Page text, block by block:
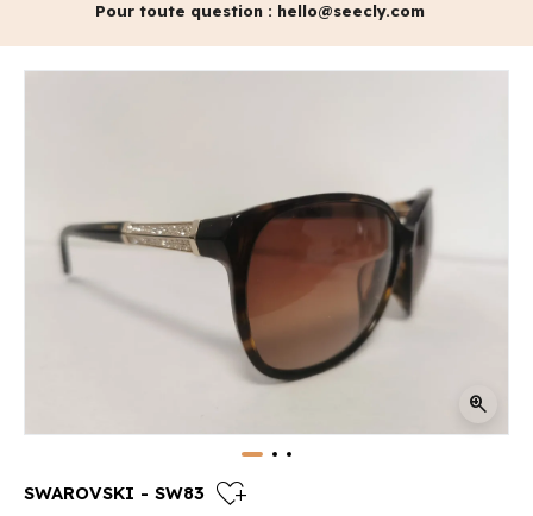
Pour toute question : hello@seecly.com
zoom_in
SWAROVSKI - SW83 heart_plus